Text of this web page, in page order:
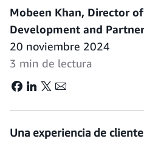
Mobeen Khan, Director of
Development and
20 noviembre 2024
3 min de lectura
Una experiencia de